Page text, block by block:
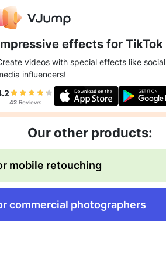
effects for TikTok
videos with special effects like social
influencers!
42Reviews
Our other products:
mobile retouching
commercial photographers